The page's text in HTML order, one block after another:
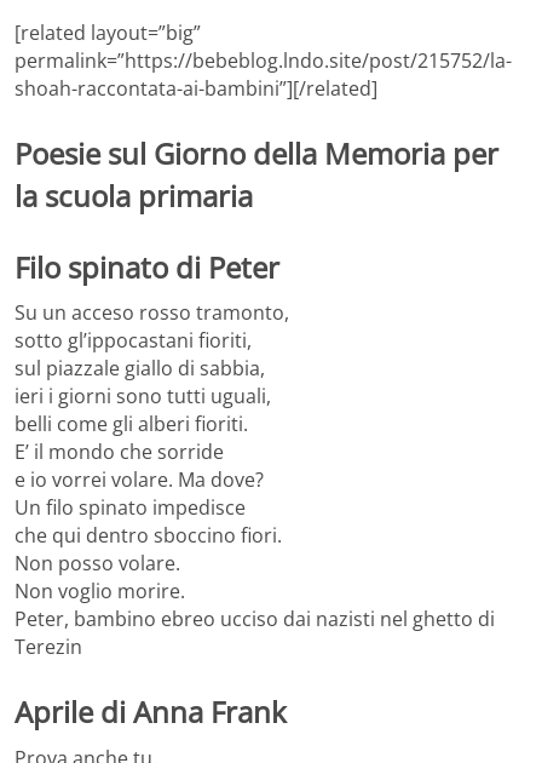
[related layout=”big”
permalink=”https://bebeblog.lndo.site/post/215752/la-
shoah-raccontata-ai-bambini”][/related]
Poesie sul Giorno della Memoria per
la scuola primaria
Filo spinato di Peter
Su un acceso rosso tramonto,
sotto gl’ippocastani fioriti,
sul piazzale giallo di sabbia,
ieri i giorni sono tutti uguali,
belli come gli alberi fioriti.
E’ il mondo che sorride
e io vorrei volare. Ma dove?
Un filo spinato impedisce
che qui dentro sboccino fiori.
Non posso volare.
Non voglio morire.
Peter, bambino ebreo ucciso dai nazisti nel ghetto di
Terezin
Aprile di Anna Frank